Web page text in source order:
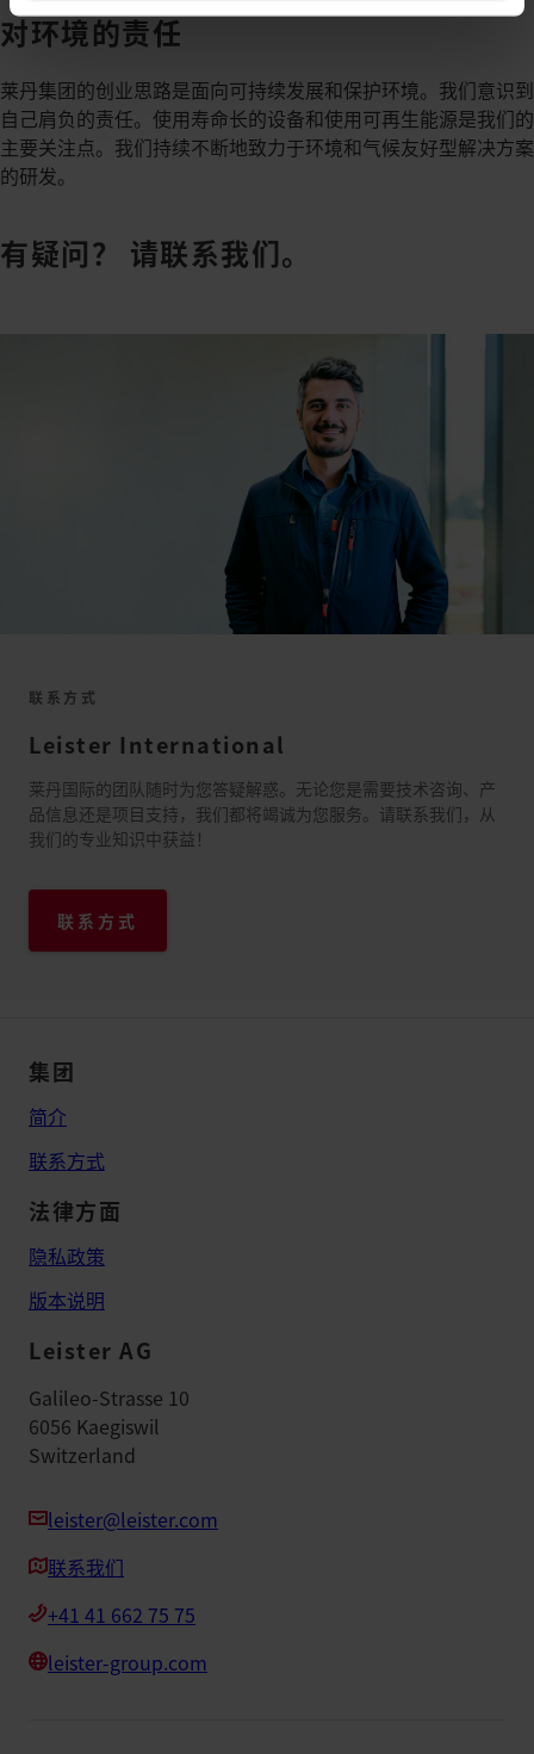
对环境的责任
莱丹集团的创业思路是面向可持续发展和保护环境。我们意识到
自己肩负的责任。使用寿命长的设备和使用可再生能源是我们的
主要关注点。我们持续不断地致力于环境和气候友好型解决方案
的研发。
有疑问？ 请联系我们。
联系方式
Leister International
莱丹国际的团队随时为您答疑解惑。无论您是需要技术咨询、产
品信息还是项目支持，我们都将竭诚为您服务。请联系我们，从
我们的专业知识中获益！
联系方式
集团
简介
联系方式
法律方面
隐私政策
版本说明
Leister AG
Galileo-Strasse 10
6056 Kaegiswil
Switzerland
leister@leister.com
联系我们
+41 41 662 75 75
leister-group.com